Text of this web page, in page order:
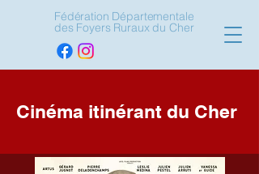
Fédération Départementale
des Foyers Ruraux du Cher
Cinéma itinérant du Cher